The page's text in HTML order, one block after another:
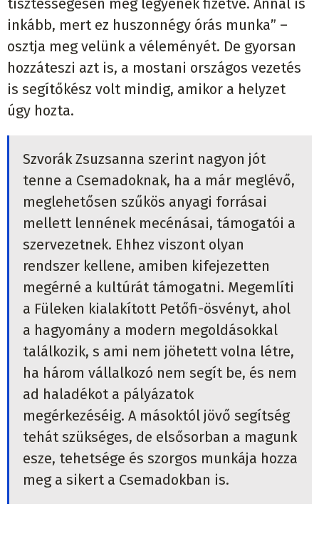
tisztességesen meg legyenek fizetve. Annál is
inkább, mert ez huszonnégy órás munka” –
osztja meg velünk a véleményét. De gyorsan
hozzáteszi azt is, a mostani országos vezetés
is segítőkész volt mindig, amikor a helyzet
úgy hozta.
Szvorák Zsuzsanna szerint nagyon jót
tenne a Csemadoknak, ha a már meglévő,
meglehetősen szűkös anyagi forrásai
mellett lennének mecénásai, támogatói a
szervezetnek. Ehhez viszont olyan
rendszer kellene, amiben kifejezetten
megérné a kultúrát támogatni. Megemlíti
a Füleken kialakított Petőfi-ösvényt, ahol
a hagyomány a modern megoldásokkal
találkozik, s ami nem jöhetett volna létre,
ha három vállalkozó nem segít be, és nem
ad haladékot a pályázatok
megérkezéséig. A másoktól jövő segítség
tehát szükséges, de elsősorban a magunk
esze, tehetsége és szorgos munkája hozza
meg a sikert a Csemadokban is.